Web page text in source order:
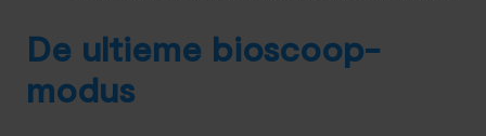
De ultieme bioscoop-
modus